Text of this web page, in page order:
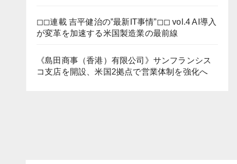
◻︎◻︎連載 吉平健治の”最新IT事情”◻︎◻︎ vol.4 AI導入
が変革を加速する米国製造業の最前線
《島田商事（香港）有限公司》サンフランシス
コ支店を開設、米国2拠点で営業体制を強化へ